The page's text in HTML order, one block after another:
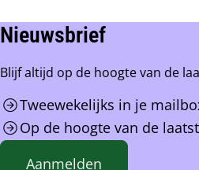
Nieuwsbrief
Blijf altijd op de hoogte van de
Tweewekelijks in je
Op de hoogte van de
Aanmelden